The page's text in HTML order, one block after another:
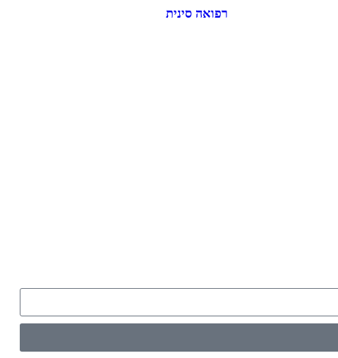
רפואה סינית